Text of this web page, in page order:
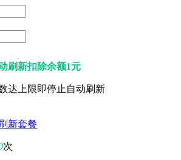
刷新扣除余额1元
达上限即停止自动刷新
新套餐
次